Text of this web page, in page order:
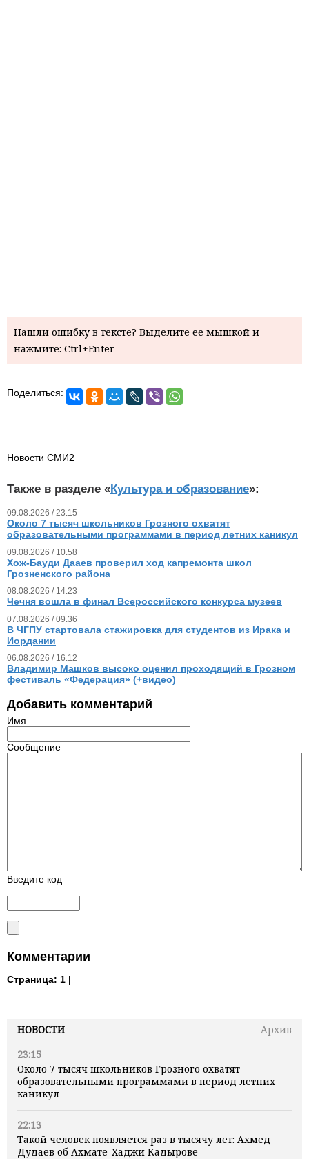
НОВОСТИ
Архив
23:15
Около 7 тысяч школьников Грозного охватят
образовательными программами в период летних
каникул
22:13
Такой человек появляется раз в тысячу лет: Ахмед
Дудаев об Ахмате-Хаджи Кадырове
Нашли ошибку в тексте? Выделите ее мышкой и
нажмите: Ctrl+Enter
Поделиться:
Новости СМИ2
Также в разделе «Культура и образование»:
09.08.2026 / 23.15
Около 7 тысяч школьников Грозного охватят
образовательными программами в период летних каникул
09.08.2026 / 10.58
Хож-Бауди Дааев проверил ход капремонта школ
Грозненского района
08.08.2026 / 14.23
Чечня вошла в финал Всероссийского конкурса музеев
07.08.2026 / 09.36
В ЧГПУ стартовала стажировка для студентов из Ирака и
Иордании
06.08.2026 / 16.12
Владимир Машков высоко оценил проходящий в Грозном
фестиваль «Федерация» (+видео)
Добавить комментарий
Имя
Сообщение
Введите код
Комментарии
Страница: 1 |